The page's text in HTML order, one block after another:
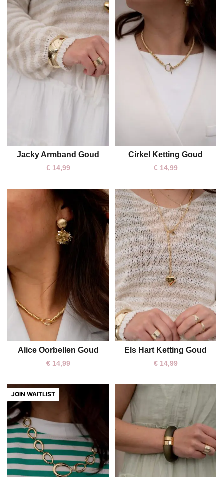
One size
Jacky Armband Goud
€14,99
One size
Cirkel Ketting Goud
€14,99
One size
Alice Oorbellen Goud
€14,99
One size
Els Hart Ketting Goud
€14,99